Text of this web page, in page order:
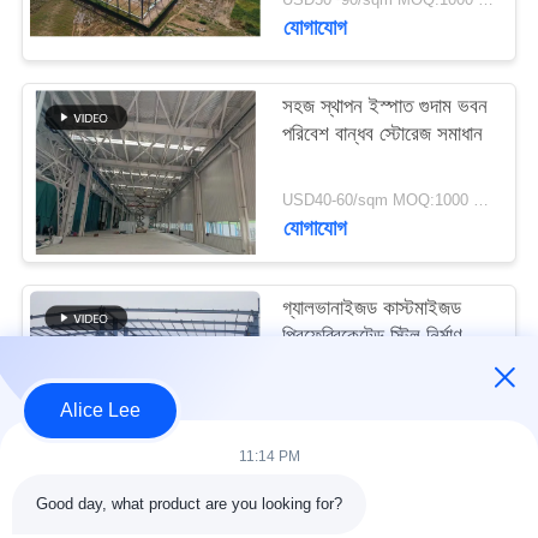
মামলা
সাইট
ম্যাপ
গোপনীয়তা
নীতি
যোগাযোগ
সহজ স্থাপন ইস্পাত গুদাম ভবন
পরিবেশ বান্ধব স্টোরেজ সমাধান
USD40-60/sqm MOQ:1000 বর্গমিটার
যোগাযোগ
গ্যালভানাইজড কাস্টমাইজড
প্রিফেব্রিকেটেড স্টিল নির্মাণ
Alice Lee
11:14 PM
Good day, what product are you looking for?